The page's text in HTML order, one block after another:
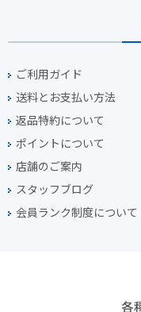
ご利用ガイド
送料とお支払い方法
返品特約について
ポイントについて
店舗のご案内
スタッフブログ
会員ランク制度について
各